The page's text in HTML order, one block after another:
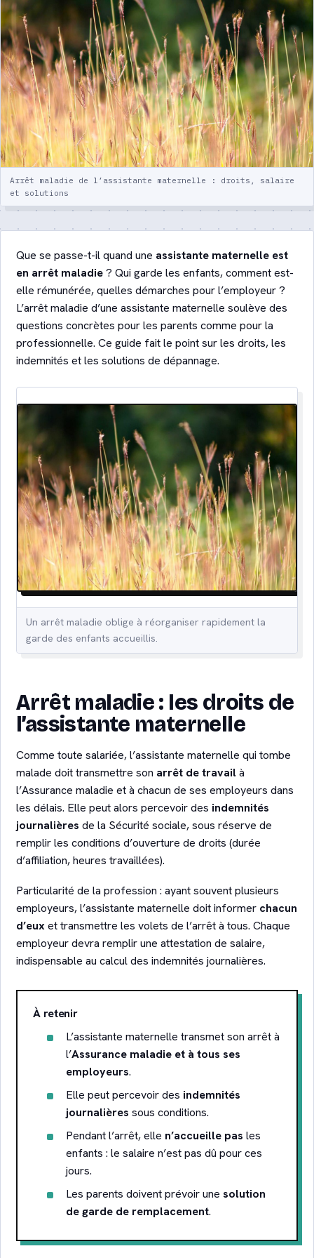
votre enfant
Crèche ou assistante maternelle :
comparatif détaillé
Quiz : quel mode de garde ?
Lexique de la garde d’enfants
Contact
Arrêt maladie de l’assistante maternelle : droits, salaire
et solutions
Que se passe-t-il quand une assistante maternelle est
en arrêt maladie? Qui garde les enfants, comment est-
elle rémunérée, quelles démarches pour l’employeur ?
L’arrêt maladie d’une assistante maternelle soulève des
questions concrètes pour les parents comme pour la
professionnelle. Ce guide fait le point sur les droits, les
indemnités et les solutions de dépannage.
Un arrêt maladie oblige à réorganiser rapidement la
garde des enfants accueillis.
Arrêt maladie : les droits de
l’assistante maternelle
Comme toute salariée, l’assistante maternelle qui tombe
malade doit transmettre son arrêt de travailà
l’Assurance maladie et à chacun de ses employeurs dans
les délais. Elle peut alors percevoir des indemnités
journalières de la Sécurité sociale, sous réserve de
remplir les conditions d’ouverture de droits (durée
d’affiliation, heures travaillées).
Particularité de la profession : ayant souvent plusieurs
employeurs, l’assistante maternelle doit informer chacun
d’eux et transmettre les volets de l’arrêt à tous. Chaque
employeur devra remplir une attestation de salaire,
indispensable au calcul des indemnités journalières.
À retenir
L’assistante maternelle transmet son arrêt à
l’Assurance maladie et à tous ses
employeurs.
Elle peut percevoir des indemnités
journalières sous conditions.
Pendant l’arrêt, elle n’accueille pas les
enfants : le salaire n’est pas dû pour ces
jours.
Les parents doivent prévoir une solution
de garde de remplacement.